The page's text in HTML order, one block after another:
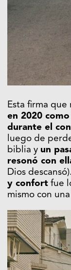
Esta firma
en 2020
durante el
luego de
biblia y un
resonó con
Dios
y confort fue
mismo con